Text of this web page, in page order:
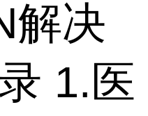
解决
1.医